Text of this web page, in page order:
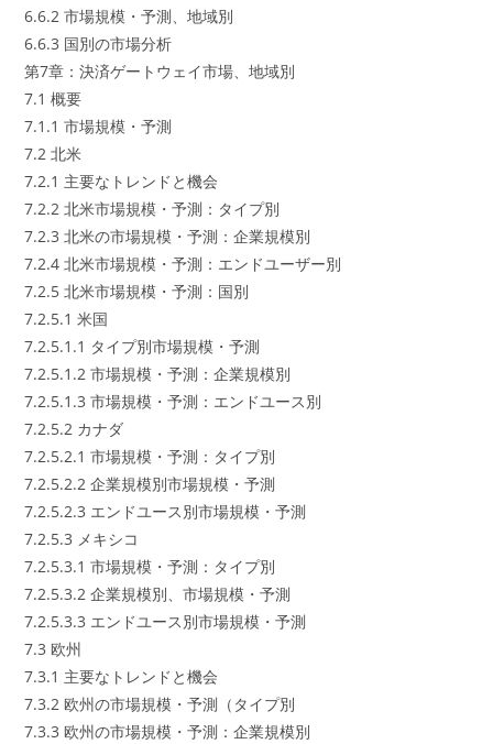
6.6.2 市場規模・予測、地域別
6.6.3 国別の市場分析
第7章：決済ゲートウェイ市場、地域別
7.1 概要
7.1.1 市場規模・予測
7.2 北米
7.2.1 主要なトレンドと機会
7.2.2 北米市場規模・予測：タイプ別
7.2.3 北米の市場規模・予測：企業規模別
7.2.4 北米市場規模・予測：エンドユーザー別
7.2.5 北米市場規模・予測：国別
7.2.5.1 米国
7.2.5.1.1 タイプ別市場規模・予測
7.2.5.1.2 市場規模・予測：企業規模別
7.2.5.1.3 市場規模・予測：エンドユース別
7.2.5.2 カナダ
7.2.5.2.1 市場規模・予測：タイプ別
7.2.5.2.2 企業規模別市場規模・予測
7.2.5.2.3 エンドユース別市場規模・予測
7.2.5.3 メキシコ
7.2.5.3.1 市場規模・予測：タイプ別
7.2.5.3.2 企業規模別、市場規模・予測
7.2.5.3.3 エンドユース別市場規模・予測
7.3 欧州
7.3.1 主要なトレンドと機会
7.3.2 欧州の市場規模・予測（タイプ別
7.3.3 欧州の市場規模・予測：企業規模別